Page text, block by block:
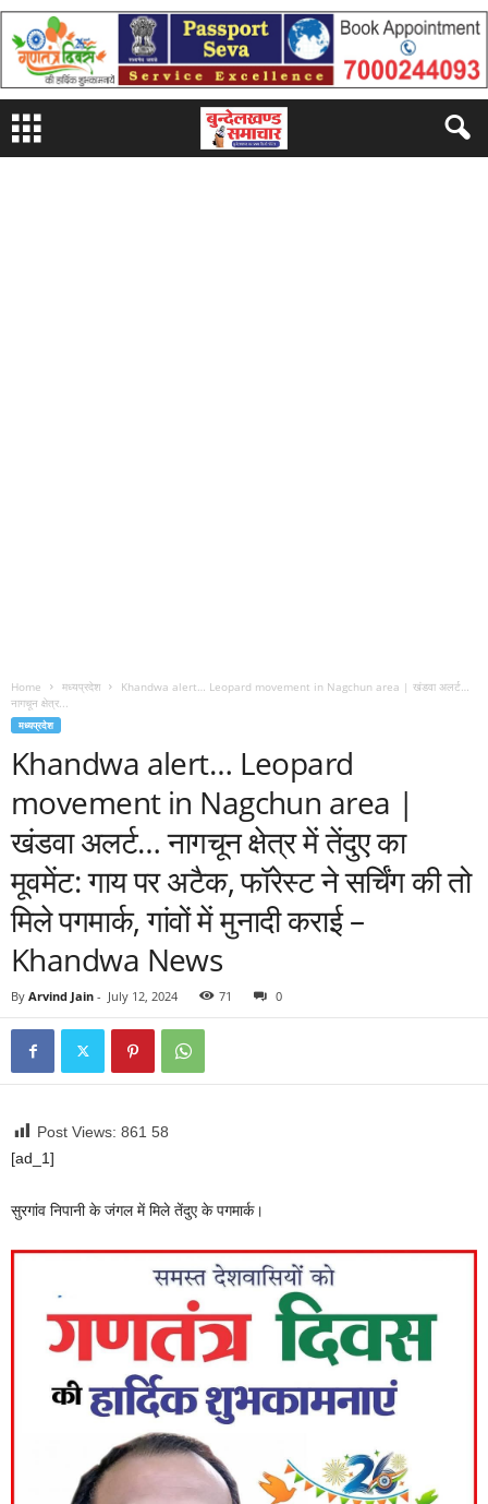
Home मध्यप्रदेश
Khandwa alert… Leopard movement in Nagchun area | खंडवा अलर्ट…
नागचून क्षेत्र...
मध्यप्रदेश
Khandwa alert… Leopard
movement in Nagchun area |
खंडवा अलर्ट… नागचून क्षेत्र में तेंदुए का
मूवमेंट: गाय पर अटैक, फॉरेस्ट ने सर्चिंग की तो
मिले पगमार्क, गांवों में मुनादी कराई –
Khandwa News
By Arvind Jain - July 12, 2024 71 0
Post Views: 861 58
[ad_1]
सुरगांव निपानी के जंगल में मिले तेंदुए के पगमार्क।